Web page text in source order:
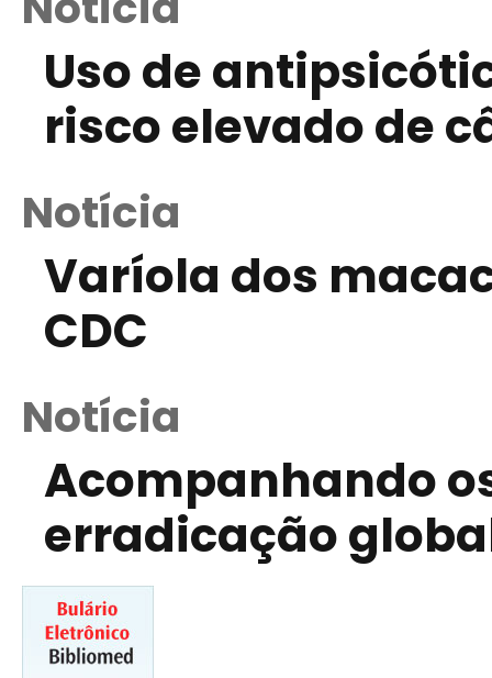
Uso de
risco elevado de
Notícia
Varíola dos
CDC
Notícia
Acompanhando
erradicação